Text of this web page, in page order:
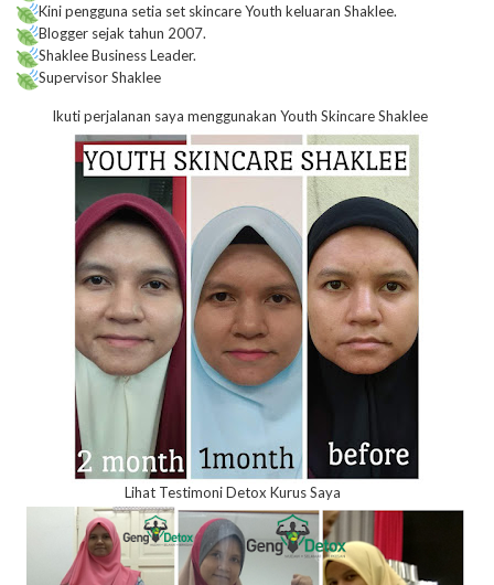
Kini pengguna setia set skincare Youth keluaran Shaklee.
Blogger sejak tahun 2007.
Shaklee Business Leader.
Supervisor Shaklee
Ikuti perjalanan saya menggunakan Youth Skincare Shaklee
Lihat Testimoni Detox Kurus Saya